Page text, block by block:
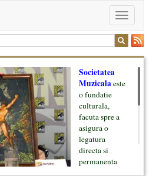
Toggle
navigation
Societatea
Muzicalaeste
o fundatie
culturala,
facuta spre a
asigura o
legatura
directa si
permanenta